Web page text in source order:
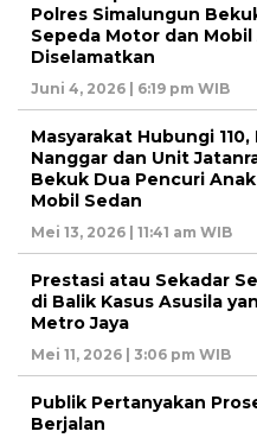
Polres Simalungun
Sepeda Motor dan
Diselamatkan
Juni 4, 2026 | 6:19 pm WIB
Masyarakat Hubungi
Nanggar dan Unit
Bekuk Dua Pencuri
Mobil Sedan
Mei 13, 2026 | 11:41 am WIB
Prestasi atau Sekadar
di Balik Kasus Asusila
Metro Jaya
Mei 11, 2026 | 3:06 pm WIB
Publik Pertanyakan
Berjalan